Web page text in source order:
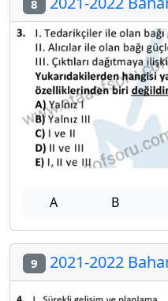
8
A B
9 2021-2022